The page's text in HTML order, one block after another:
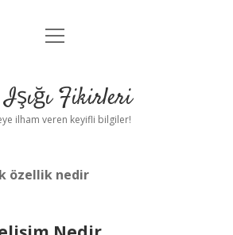
Anasayfa
Yasal Uyarı
menüyü
Işığı Fikirleri
ilham veren keyifli bilgiler!
özellik nedir